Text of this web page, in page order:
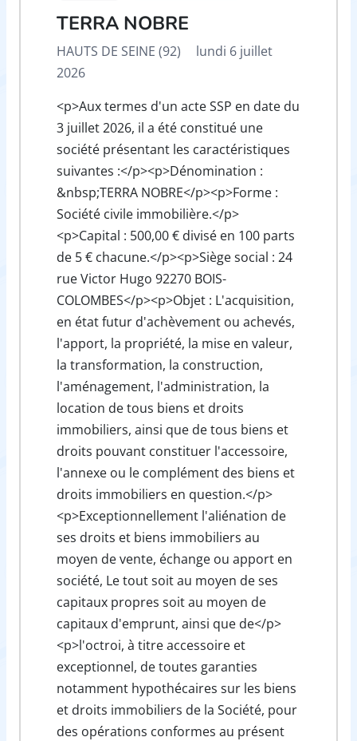
TERRA NOBRE
HAUTS DE SEINE (92)
lundi 6 juillet
2026
<p>Aux termes d'un acte SSP en date du
3 juillet 2026, il a été constitué une
société présentant les caractéristiques
suivantes :</p><p>Dénomination :
&nbsp;TERRA NOBRE</p><p>Forme :
Société civile immobilière.</p>
<p>Capital : 500,00 € divisé en 100 parts
de 5 € chacune.</p><p>Siège social : 24
rue Victor Hugo 92270 BOIS-
COLOMBES</p><p>Objet : L'acquisition,
en état futur d'achèvement ou achevés,
l'apport, la propriété, la mise en valeur,
la transformation, la construction,
l'aménagement, l'administration, la
location de tous biens et droits
immobiliers, ainsi que de tous biens et
droits pouvant constituer l'accessoire,
l'annexe ou le complément des biens et
droits immobiliers en question.</p>
<p>Exceptionnellement l'aliénation de
ses droits et biens immobiliers au
moyen de vente, échange ou apport en
société, Le tout soit au moyen de ses
capitaux propres soit au moyen de
capitaux d'emprunt, ainsi que de</p>
<p>l'octroi, à titre accessoire et
exceptionnel, de toutes garanties
notamment hypothécaires sur les biens
et droits immobiliers de la Société, pour
des opérations conformes au présent